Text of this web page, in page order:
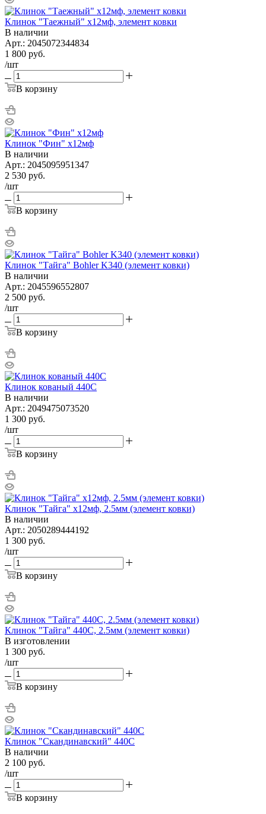
Клинок "Таежный" х12мф, элемент ковки
В наличии
Арт.: 2045072344834
1 800 руб.
/шт
В корзину
Клинок "Фин" х12мф
В наличии
Арт.: 2045095951347
2 530 руб.
/шт
В корзину
Клинок "Тайга" Bohler K340 (элемент ковки)
В наличии
Арт.: 2045596552807
2 500 руб.
/шт
В корзину
Клинок кованый 440C
В наличии
Арт.: 2049475073520
1 300 руб.
/шт
В корзину
Клинок "Тайга" х12мф, 2.5мм (элемент ковки)
В наличии
Арт.: 2050289444192
1 300 руб.
/шт
В корзину
Клинок "Тайга" 440С, 2.5мм (элемент ковки)
В изготовлении
1 300 руб.
/шт
В корзину
Клинок "Скандинавский" 440С
В наличии
2 100 руб.
/шт
В корзину